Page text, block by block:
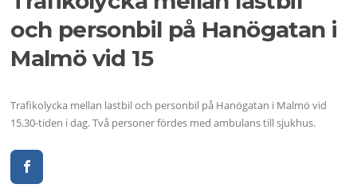
och personbil på Hanögatan i
Malmö vid 15
Trafikolycka mellan lastbil och personbil på Hanögatan i Malmö vid
15.30-tiden i dag. Två personer fördes med ambulans till sjukhus.